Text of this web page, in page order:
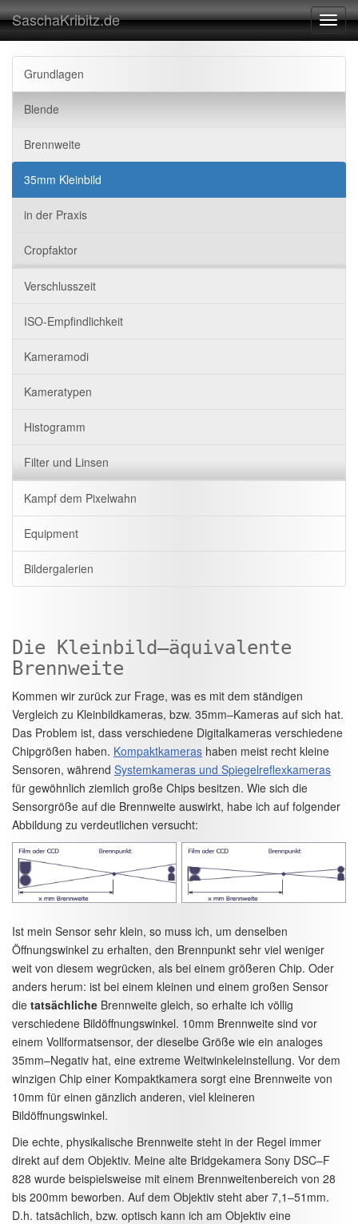
SaschaKribitz.de
Grundlagen
Blende
Brennweite
35mm Kleinbild
in der Praxis
Cropfaktor
Verschlusszeit
ISO-Empfindlichkeit
Kameramodi
Kameratypen
Histogramm
Filter und Linsen
Kampf dem Pixelwahn
Equipment
Bildergalerien
Die Kleinbild–äquivalente
Brennweite
Kommen wir zurück zur Frage, was es mit dem ständigen
Vergleich zu Kleinbildkameras, bzw. 35mm–Kameras auf sich hat.
Das Problem ist, dass verschiedene Digitalkameras verschiedene
Chipgrößen haben. Kompaktkameras haben meist recht kleine
Sensoren, während Systemkameras und Spiegelreflexkameras
für gewöhnlich ziemlich große Chips besitzen. Wie sich die
Sensorgröße auf die Brennweite auswirkt, habe ich auf folgender
Abbildung zu verdeutlichen versucht:
Ist mein Sensor sehr klein, so muss ich, um denselben
Öffnungswinkel zu erhalten, den Brennpunkt sehr viel weniger
weit von diesem wegrücken, als bei einem größeren Chip. Oder
anders herum: ist bei einem kleinen und einem großen Sensor
die tatsächliche Brennweite gleich, so erhalte ich völlig
verschiedene Bildöffnungswinkel. 10mm Brennweite sind vor
einem Vollformatsensor, der dieselbe Größe wie ein analoges
35mm–Negativ hat, eine extreme Weitwinkeleinstellung. Vor dem
winzigen Chip einer Kompaktkamera sorgt eine Brennweite von
10mm für einen gänzlich anderen, viel kleineren
Bildöffnungswinkel.
Die echte, physikalische Brennweite steht in der Regel immer
direkt auf dem Objektiv. Meine alte Bridgekamera Sony DSC–F
828 wurde beispielsweise mit einem Brennweitenbereich von 28
bis 200mm beworben. Auf dem Objektiv steht aber 7,1–51mm.
D.h. tatsächlich, bzw. optisch kann ich am Objektiv eine